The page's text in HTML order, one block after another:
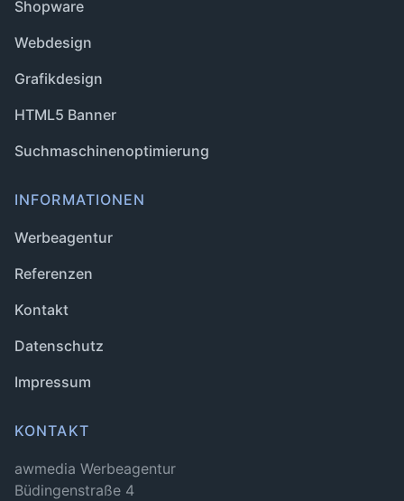
Shopware
Webdesign
Grafikdesign
HTML5 Banner
Suchmaschinenoptimierung
INFORMATIONEN
Werbeagentur
Referenzen
Kontakt
Datenschutz
Impressum
KONTAKT
awmedia Werbeagentur
Büdingenstraße 4